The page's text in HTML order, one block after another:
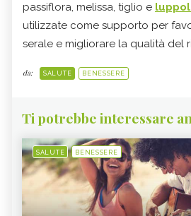
passiflora, melissa, tiglio e
utilizzate come supporto per
serale e migliorare la qualità del
da: SALUTE BENESSERE
Ti potrebbe interessare
SALUTE BENESSERE